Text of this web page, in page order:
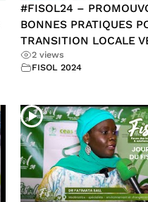
#FISOL24 –
BONNES PRATIQUES
TRANSITION LOCALE
2 views
FISOL 2024